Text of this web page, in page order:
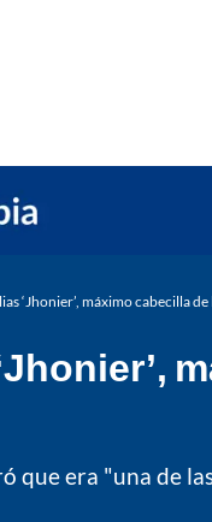
‘Jhonier’, máximo cabecilla
que era "una de